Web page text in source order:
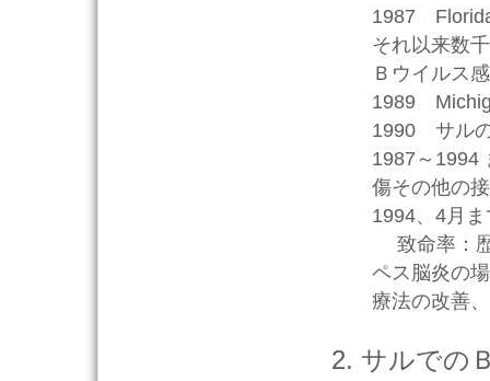
1987
それ以来数
Ｂウイルス
1989
1990 サル
1987～
傷その他の
1994、4月
致命率：歴
ペス脳炎の
療法の改善
サルでの